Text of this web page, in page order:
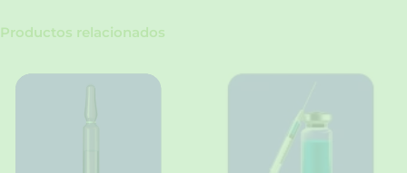
Productos relacionados